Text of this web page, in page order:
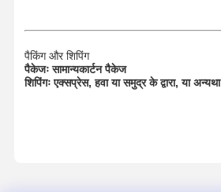
पैकिंग और शिपिंग
पैकेजः सामान्यकार्टन पैकेज
शिपिंगः एक्सप्रेस, हवा या समुद्र के द्वारा, या अन्यथा